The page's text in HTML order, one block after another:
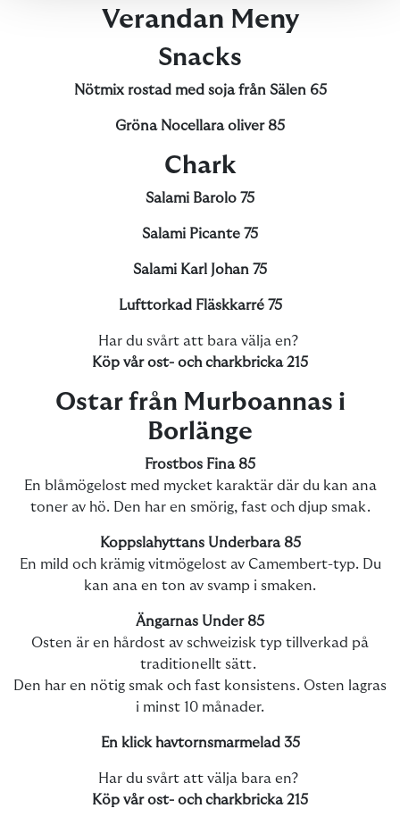
Verandan Meny
Snacks
Nötmix rostad med soja från Sälen 65
Gröna Nocellara oliver 85
Chark
Salami Barolo 75
Salami Picante 75
Salami Karl Johan 75
Lufttorkad Fläskkarré 75
Har du svårt att bara välja en?
Köp vår ost- och charkbricka 215
Ostar från Murboannas i
Borlänge
Frostbos Fina 85
En blåmögelost med mycket karaktär där du kan ana
toner av hö. Den har en smörig, fast och djup smak.
Koppslahyttans Underbara 85
En mild och krämig vitmögelost av Camembert-typ. Du
kan ana en ton av svamp i smaken.
Ängarnas Under 85
Osten är en hårdost av schweizisk typ tillverkad på
traditionellt sätt.
Den har en nötig smak och fast konsistens. Osten lagras
i minst 10 månader.
En klick havtornsmarmelad 35
Har du svårt att välja bara en?
Köp vår ost- och charkbricka 215